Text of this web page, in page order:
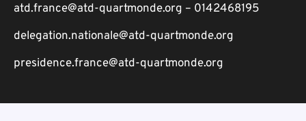
atd.france@atd-quartmonde.org – 0142468195
delegation.nationale@atd-quartmonde.org
presidence.france@atd-quartmonde.org